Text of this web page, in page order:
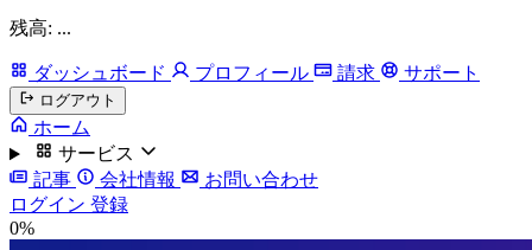
残高: ...
ダッシュボード プロフィール 請求 サポート
ログアウト
ホーム
サービス
記事
会社情報
お問い合わせ
ログイン 登録
0%